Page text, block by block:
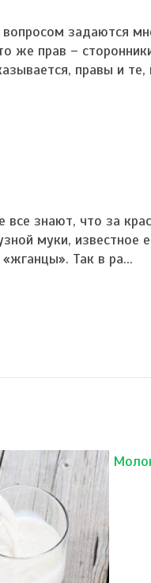
задаются
же прав –
правы и те,
знают, что за
муки, известное
Так в ра...